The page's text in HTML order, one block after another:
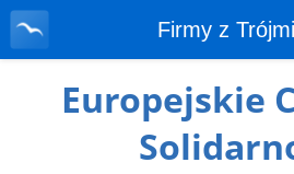
Firmy z
Europejskie